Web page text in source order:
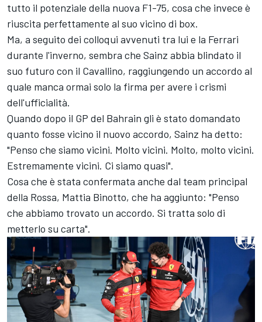
tutto il potenziale della nuova F1-75, cosa che invece è
riuscita perfettamente al suo vicino di box.
Ma, a seguito dei colloqui avvenuti tra lui e la Ferrari
durante l'inverno, sembra che Sainz abbia blindato il
suo futuro con il Cavallino, raggiungendo un accordo al
quale manca ormai solo la firma per avere i crismi
dell'ufficialità.
Quando dopo il GP del Bahrain gli è stato domandato
quanto fosse vicino il nuovo accordo, Sainz ha detto:
"Penso che siamo vicini. Molto vicini. Molto, molto vicini.
Estremamente vicini. Ci siamo quasi".
Cosa che è stata confermata anche dal team principal
della Rossa, Mattia Binotto, che ha aggiunto: "Penso
che abbiamo trovato un accordo. Si tratta solo di
metterlo su carta".